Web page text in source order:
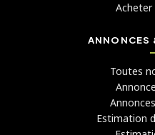
Acheter
ANNONCES
Toutes
Estimation